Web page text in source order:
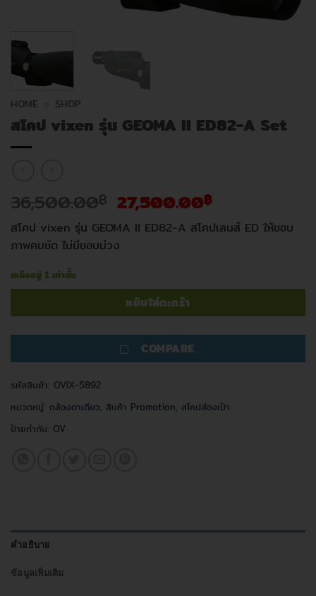
HOME SHOP
สโคป vixen รุ่น GEOMA II ED82-A Set
36,500.00฿ Original
price
was:
36,500.00฿.
27,500.00฿Current
price
is:
สโคป vixen รุ่น GEOMA II ED82-A สโคปเลนส์ ED ให้ขอบ
ภาพคมชัด ไม่มีขอบม่วง
เหลืออยู่ 1 เท่านั้น
หยิบใส่ตะกร้า
COMPARE
รหัสสินค้า: OVIX-5892
หมวดหมู่: กล้องตาเดียว, สินค้า Promotion, สโคปส่องเป้า
ป้ายกำกับ: OV
คำอธิบาย
ข้อมูลเพิ่มเติม